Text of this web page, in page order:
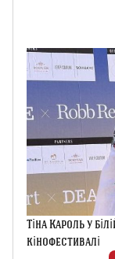
Тіна Кароль у
кінофестивалі